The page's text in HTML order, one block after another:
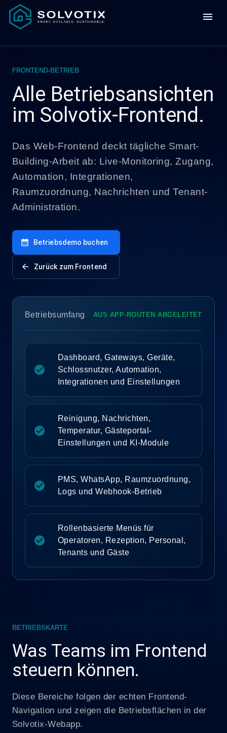
menu
FRONTEND-BETRIEB
Alle Betriebsansichten
im Solvotix-Frontend.
Das Web-Frontend deckt tägliche Smart-
Building-Arbeit ab: Live-Monitoring, Zugang,
Automation, Integrationen,
Raumzuordnung, Nachrichten und Tenant-
Administration.
calendar_month Betriebsdemo buchen
arrow_back Zurück zum Frontend
Betriebsumfang AUS APP-ROUTEN ABGELEITET
check_circle
Dashboard, Gateways, Geräte,
Schlossnutzer, Automation,
Integrationen und Einstellungen
check_circle
Reinigung, Nachrichten,
Temperatur, Gästeportal-
Einstellungen und KI-Module
check_circle
PMS, WhatsApp, Raumzuordnung,
Logs und Webhook-Betrieb
check_circle
Rollenbasierte Menüs für
Operatoren, Rezeption, Personal,
Tenants und Gäste
BETRIEBSKARTE
Was Teams im Frontend
steuern können.
Diese Bereiche folgen der echten Frontend-
Navigation und zeigen die Betriebsflächen in der
Solvotix-Webapp.